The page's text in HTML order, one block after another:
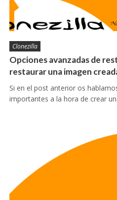
Clonezilla
Opciones avanzadas de
restaurar una imagen
Si en el post anterior os
importantes a la hora de crear